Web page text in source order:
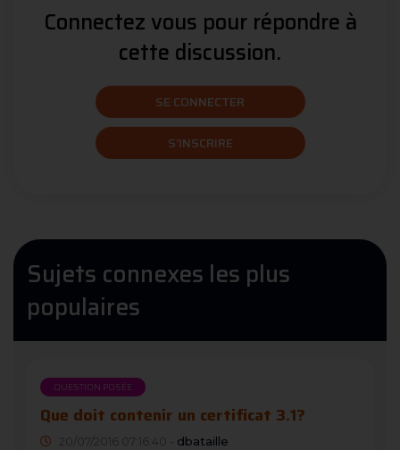
Connectez vous pour répondre à
cette discussion.
SE CONNECTER
S'INSCRIRE
Sujets connexes les plus
populaires
QUESTION POSÉE
Que doit contenir un certificat 3.1?
20/07/2016 07:16:40 - dbataille